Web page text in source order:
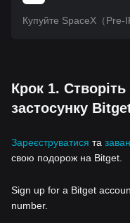
Купуйте SpaceX（Pre-
Крок 1.
застосунку
Зареєструватися та
свою подорож на Bitget.
Sign up for a Bitget
number.